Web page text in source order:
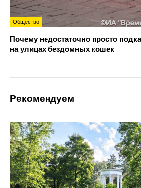
Общество
Почему недостаточно просто
на улицах бездомных кошек
Рекомендуем